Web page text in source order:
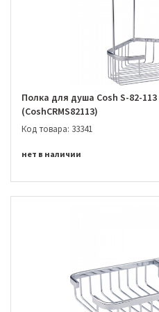
Полка для душа Cosh S-82-113
(CoshCRMS82113)
Код товара: 33341
нет в наличии